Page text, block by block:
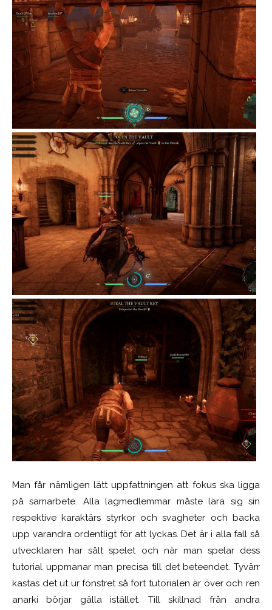
Man får nämligen lätt uppfattningen att fokus ska ligga
på samarbete. Alla lagmedlemmar måste lära sig sin
respektive karaktärs styrkor och svagheter och backa
upp varandra ordentligt för att lyckas. Det är i alla fall så
utvecklaren har sålt spelet och när man spelar dess
tutorial uppmanar man precisa till det beteendet. Tyvärr
kastas det ut ur fönstret så fort tutorialen är över och ren
anarki börjar gälla istället. Till skillnad från andra